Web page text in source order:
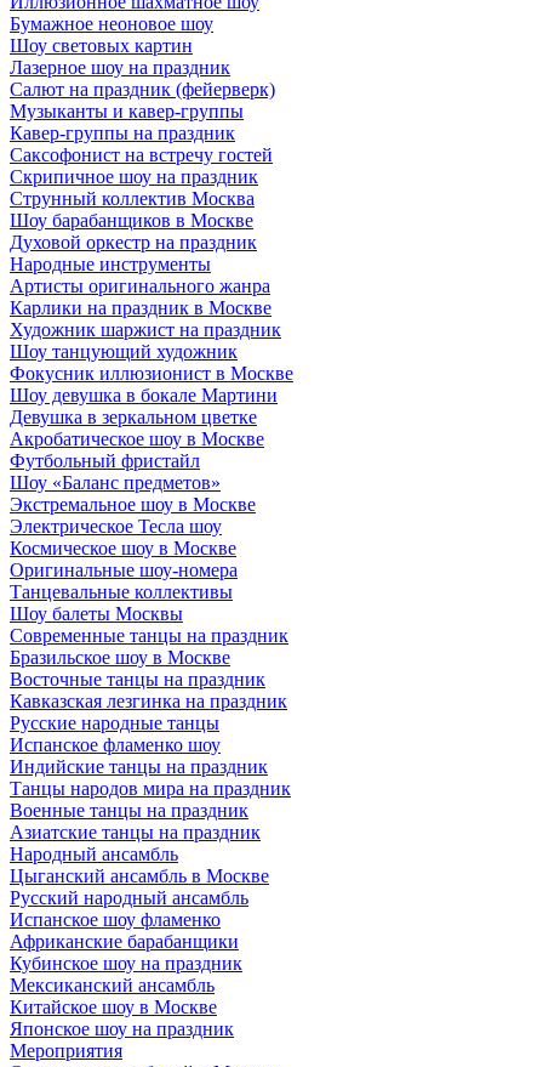
Бумажное неоновое шоу
Шоу световых картин
Лазерное шоу на праздник
Салют на праздник (фейерверк)
Музыканты и кавер-группы
Кавер-группы на праздник
Саксофонист на встречу гостей
Скрипичное шоу на праздник
Струнный коллектив Москва
Шоу барабанщиков в Москве
Духовой оркестр на праздник
Народные инструменты
Артисты оригинального жанра
Карлики на праздник в Москве
Художник шаржист на праздник
Шоу танцующий художник
Фокусник иллюзионист в Москве
Шоу девушка в бокале Мартини
Девушка в зеркальном цветке
Акробатическое шоу в Москве
Футбольный фристайл
Шоу «Баланс предметов»
Экстремальное шоу в Москве
Электрическое Тесла шоу
Космическое шоу в Москве
Оригинальные шоу-номера
Танцевальные коллективы
Шоу балеты Москвы
Современные танцы на праздник
Бразильское шоу в Москве
Восточные танцы на праздник
Кавказская лезгинка на праздник
Русские народные танцы
Испанское фламенко шоу
Индийские танцы на праздник
Танцы народов мира на праздник
Военные танцы на праздник
Азиатские танцы на праздник
Народный ансамбль
Цыганский ансамбль в Москве
Русский народный ансамбль
Испанское шоу фламенко
Африканские барабанщики
Кубинское шоу на праздник
Мексиканский ансамбль
Китайское шоу в Москве
Японское шоу на праздник
Мероприятия